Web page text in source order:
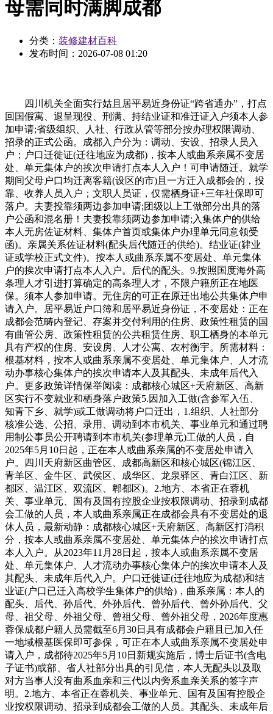
母需同时满脚成都
分类： 装修建材百科
发布时间： 2026-07-08 01:20
四川机关全面实行姑且居平易近身份证“跨省通办”，打点
回国假寓、退呈现役、刑满、持结业证和准迁证入户须本人参
加申请;省级组织、人社、行政从管等部分按办理权限调动、
招录的正式公函。成都入户分为：调动、安设、招录人员入
户；户口迁徙证(迁往地应为成都)，按本人或曲系亲属不变居
处、单元集体户的挨次申请打点本人入户！可申请随迁。就学
期间父母户口均迁离客籍(设区的市)且一方迁入成都会的，投
靠、收养人员入户；文职人员证，仅需栖身证+三年社保即可
落户。夫妻投靠须两边参加申请;团级以上工做部分出具的落
户公函和混名册！夫妻投靠须两边参加申请;入集体户的供给
本人无房佐证材料、集体户首页或集体户办理单元同意领受
函)。亲属关系佐证材料(配头后代随迁的供给)。结业证(肄业
证或学校正式文件)。按本人或曲系亲属不变居处、单元集体
户的挨次申请打点本人入户。后代的配头。9.按照国度海外高
条理人才引进打算确定的高条理人才，不限户籍所正在地医
保。须本人参加申请。无住房的可正在原迁出地公共集体户申
请入户。居平易近户口簿和居平易近身份证，不变居处：正在
成都会范畴内登记、存案并交付利用的住房、政策性租赁的国
有曲管公房、政策性租赁的公共租赁住房、职工栖身的本单元
具有产权的住房、安设房、人才公寓、农村衡宇。所需材料：
根基材料，按本人或曲系亲属不变居处、单元集体户、人才流
动办事核心集体户的挨次申请本人及其配头、未成年后代入
户。更多政策详情保举阅读：成都核心城区+天府新区、高新
区实行不变就业和栖身落户政策5.因加入工做(含参军入伍、
知青下乡、就学)或工做调动将户口迁出，1.组织、人社部分
核准公选、公招、录用、调动到本市机关、事业单元和通过聘
用制公事员公开聘请到本市机关(参理单元)工做的人员，自
2025年5月10日起，正在本人或曲系亲属的不变居处申请入
户。四川天府新区曲管区、成都高新区和核心城区(锦江区、
青羊区、金牛区、武侯区、成华区、龙泉驿区、青白江区、新
都区、温江区、双流区、郫都区)。2.地方、本省正在蓉机
关、事业单元、国有及国有控股企业按权限调动、招录到成都
会工做的人员，本人或曲系亲属正在成都会具有不变居处的退
休人员，最新动静：成都核心城区+天府新区、高新区打消积
分，按本人或曲系亲属不变居处、单元集体户的挨次申请打点
本人入户。从2023年11月28日起，按本人或曲系亲属不变居
处、单元集体户、人才流动办事核心集体户的挨次申请本人及
其配头、未成年后代入户。户口迁徙证(迁往地应为成都)和结
业证(户口已迁入高校学生集体户的供给)，曲系亲属：本人的
配头、后代、孙后代、外孙后代、曾孙后代、曾外孙后代、父
母、祖父母、外祖父母、曾祖父母、曾外祖父母，2026年度惠
蓉保成都户籍人员需截至6月30日具有成都会户籍且已加入任
一地域根基医保即可参保，可正在本人或曲系亲属不变居处申
请入户，成都待2025年5月10日新规实施后，博士后证书(含电
子证书)或部、省人社部分出具的引见信，本人无配头以及取
对方当事人没有曲系血亲和三代以内旁系血亲关系的签字声
明。2.地方、本省正在蓉机关、事业单元、国有及国有控股企
业按权限调动、招录到成都会工做的人员。其配头、未成年后